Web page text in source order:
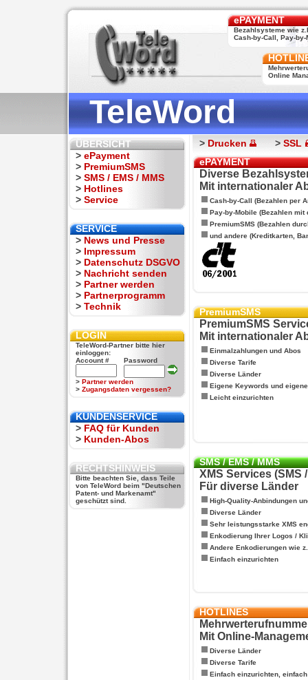
ePAYMENT
Bezahlsysteme wie
Cash-by-Call, Pay-by-
Online
TeleWord
ÜBERSICHT
> ePayment
> PremiumSMS
> SMS / EMS / MMS
> Hotlines
> Service
SERVICE
> News und Presse
> Impressum
> Datenschutz DSGVO
> Nachricht senden
> Partner werden
> Partnerprogramm
> Technik
LOGIN
TeleWord-Partner bitte hier
einloggen:
Account #
Password
> Partner werden
> Zugangsdaten vergessen?
KUNDENSERVICE
> FAQ für Kunden
> Kunden-Abos
RECHTSHINWEIS
Bitte beachten Sie, dass Teile
von TeleWord beim "Deutschen
Patent- und Markenamt"
geschützt sind.
> Drucken > SSL
ePAYMENT
Diverse
Mit internationaler
Cash-by-Call (Bezahlen per
Pay-by-Mobile (Bezahlen mit
PremiumSMS (Bezahlen
und andere (Kreditkarten,
PremiumSMS
PremiumSMS
Mit internationaler
Einmalzahlungen und Abos
Diverse Tarife
Diverse Länder
Eigene Keywords und
Leicht einzurichten
SMS / EMS / MMS
XMS Services (SMS
Für diverse Länder
High-Quality-Anbindungen
Diverse Länder
Sehr leistungsstarke XMS
Enkodierung Ihrer Logos /
Andere Enkodierungen wie
Einfach einzurichten
HOTLINES
Mit Online-
Diverse Länder
Diverse Tarife
Einfach einzurichten,